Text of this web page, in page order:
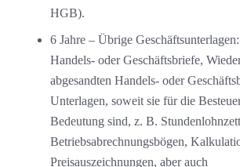
HGB).
6 Jahre – Übrige
Handels- oder Geschäftsbriefe,
abgesandten Handels- oder
Unterlagen, soweit sie für die
Bedeutung sind, z. B.
Betriebsabrechnungsbögen,
Preisauszeichnungen, aber auch